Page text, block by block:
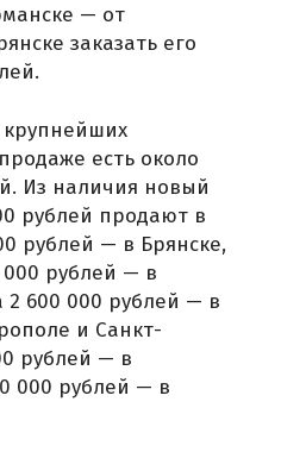
— от
заказать его
крупнейших
есть около
Из наличия новый
рублей продают в
рублей — в Брянске,
000 рублей — в
2 600 000 рублей — в
и Санкт-
рублей — в
000 рублей — в